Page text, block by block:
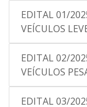
EDITAL 01/
VEÍCULOS
EDITAL 02/
VEÍCULOS
EDITAL 03/